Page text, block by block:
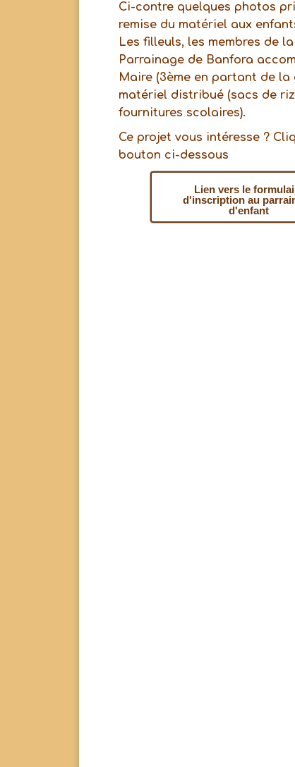
Ci-contre quelques photos
remise du matériel aux enfants
Les filleuls, les membres de
Parrainage de Banfora
Maire (3ème en partant de la
matériel distribué (sacs de
fournitures scolaires).
Ce projet vous intéresse ?
bouton ci-dessous
Lien vers le
d'inscription au
d'enfant